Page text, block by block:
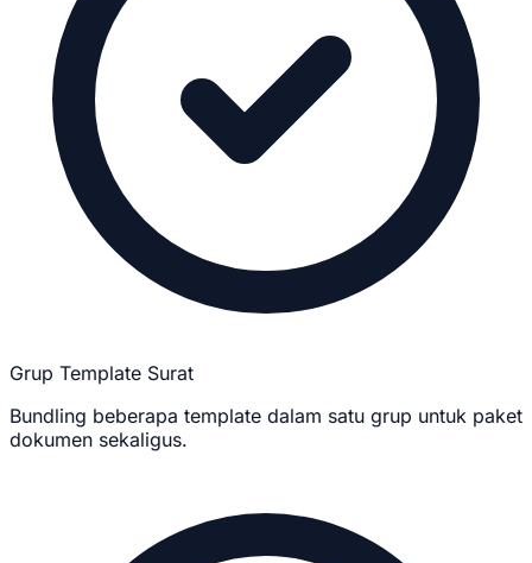
Grup Template Surat
Bundling beberapa template dalam satu grup untuk paket
dokumen sekaligus.